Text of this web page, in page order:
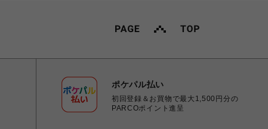
ポケパル払い
初回登録＆お買物で最大1,500円分の
PARCOポイント進呈